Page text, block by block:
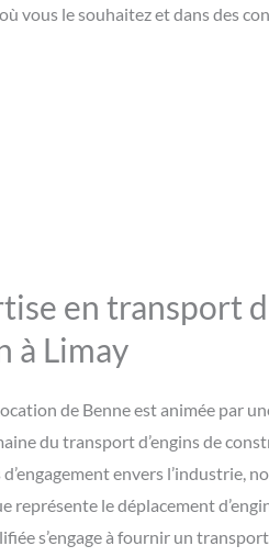
vous le souhaitez et dans des
en transport
à Limay
de Benne est animée par
du transport d’engins de
envers l’industrie,
représente le déplacement
s’engage à fournir un